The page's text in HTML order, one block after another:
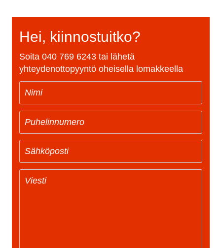
Hei, kiinnostuitko?
Soita 040 769 6243tai lähetä
yhteydenottopyyntö oheisella lomakkeella